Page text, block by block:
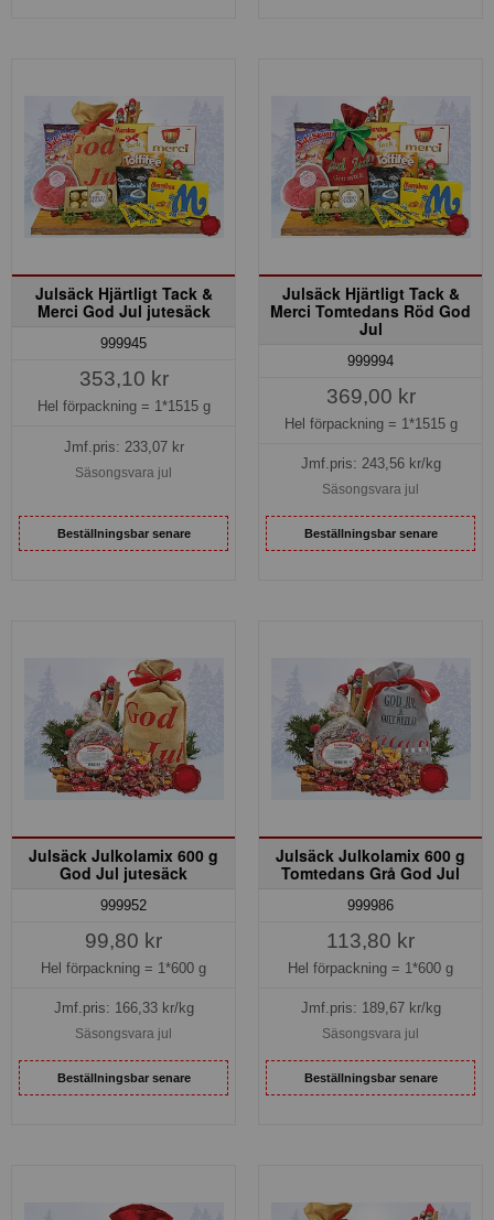
Julsäck Hjärtligt Tack &
Merci God Jul jutesäck
999945
353,10 kr
Hel förpackning = 1*1515 g
Jmf.pris: 233,07kr
Säsongsvara jul
Beställningsbar senare
Julsäck Hjärtligt Tack &
Merci Tomtedans Röd God
Jul
999994
369,00 kr
Hel förpackning = 1*1515 g
Jmf.pris: 243,56kr/kg
Säsongsvara jul
Beställningsbar senare
Julsäck Julkolamix 600 g
God Jul jutesäck
999952
99,80 kr
Hel förpackning = 1*600 g
Jmf.pris: 166,33kr/kg
Säsongsvara jul
Beställningsbar senare
Julsäck Julkolamix 600 g
Tomtedans Grå God Jul
999986
113,80 kr
Hel förpackning = 1*600 g
Jmf.pris: 189,67kr/kg
Säsongsvara jul
Beställningsbar senare